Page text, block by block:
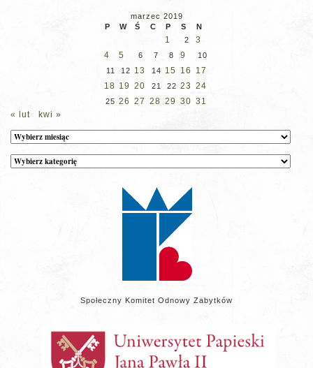
marzec 2019
P
W Ś C P S N
1 2
3
4
5 6 7 8 9
10
11
12 13 14 15 16
17
18 19 20 21 22 23 24
25 26 27 28 29 30 31
« lut
kwi »
Archiwum
Kategorie
wpisów
Społeczny Komitet Odnowy Zabytków